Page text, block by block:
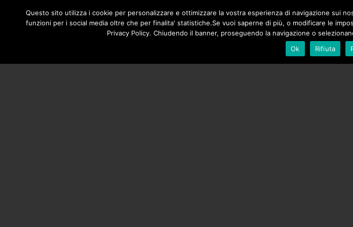
NAVIGAZIONE
PRINCIPALE
HOME SALE DI NATURA DI SICILIA
Questo sito utilizza i cookie per personalizzare e ottimizzare la vostra esperienza di navigazione sui
funzioni per i social media oltre che per finalita' statistiche.Se vuoi saperne di più, o modificare le
Privacy Policy. Chiudendo il banner, proseguendo la navigazione o
Ok
Rifiuta